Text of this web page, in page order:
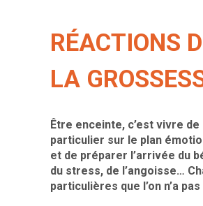
RÉACTIONS
LA
Être enceinte, c’est vivre
particulier sur le plan
et de préparer l’arrivée du
du stress, de l’angoisse…
particulières que l’on n’a